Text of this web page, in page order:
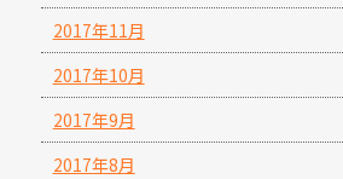
2017年11月
2017年10月
2017年9月
2017年8月